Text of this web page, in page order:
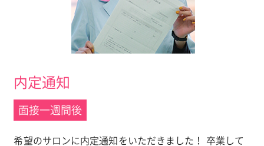
内定通知
面接一週間後
希望のサロンに内定通知をいただきました！ 卒業して